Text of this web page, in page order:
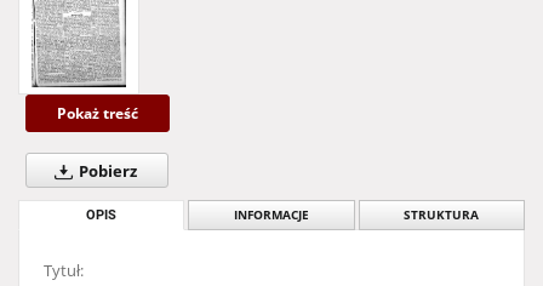
Pokaż treść
Pobierz
OPIS INFORMACJE STRUKTURA
Tytuł: